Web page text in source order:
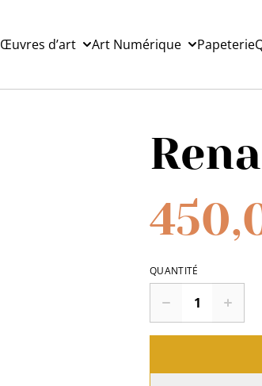
Œuvres d’art Art Numérique Papeterie
QUANTITÉ